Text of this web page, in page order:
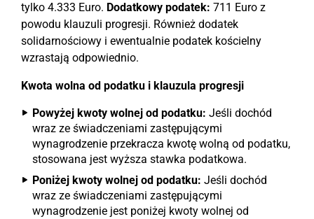
tylko 4.333 Euro. Dodatkowy podatek: 711 Euro z
powodu klauzuli progresji. Również dodatek
solidarnościowy i ewentualnie podatek kościelny
wzrastają odpowiednio.
Kwota wolna od podatku i klauzula progresji
Powyżej kwoty wolnej od podatku: Jeśli dochód
wraz ze świadczeniami zastępującymi
wynagrodzenie przekracza kwotę wolną od podatku,
stosowana jest wyższa stawka podatkowa.
Poniżej kwoty wolnej od podatku: Jeśli dochód
wraz ze świadczeniami zastępującymi
wynagrodzenie jest poniżej kwoty wolnej od